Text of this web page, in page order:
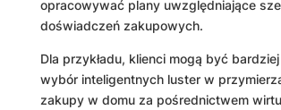
opracowywać plany uwzględniające
doświadczeń zakupowych.
Dla przykładu, klienci mogą być
wybór inteligentnych luster w
zakupy w domu za pośrednictwem